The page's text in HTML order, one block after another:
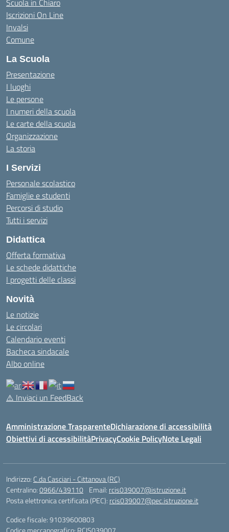
Scuola in Chiaro
Iscrizioni On Line
Invalsi
Comune
La Scuola
Presentazione
I luoghi
Le persone
I numeri della scuola
Le carte della scuola
Organizzazione
La storia
I Servizi
Personale scolastico
Famiglie e studenti
Percorsi di studio
Tutti i servizi
Didattica
Offerta formativa
Le schede didattiche
I progetti delle classi
Novità
Le notizie
Le circolari
Calendario eventi
Bacheca sindacale
Albo online
⚠️ Inviaci un FeedBack
Amministrazione TrasparenteDichiarazione di accessibilità
Obiettivi di accessibilitàPrivacyCookie PolicyNote Legali
Indirizzo: C.da Casciari - Cittanova (RC)
Centralino:0966/439110 Email: rcis039007@istruzione.it
Posta elettronica certificata (PEC): rcis039007@pec.istruzione.it
Codice fiscale: 91039600803